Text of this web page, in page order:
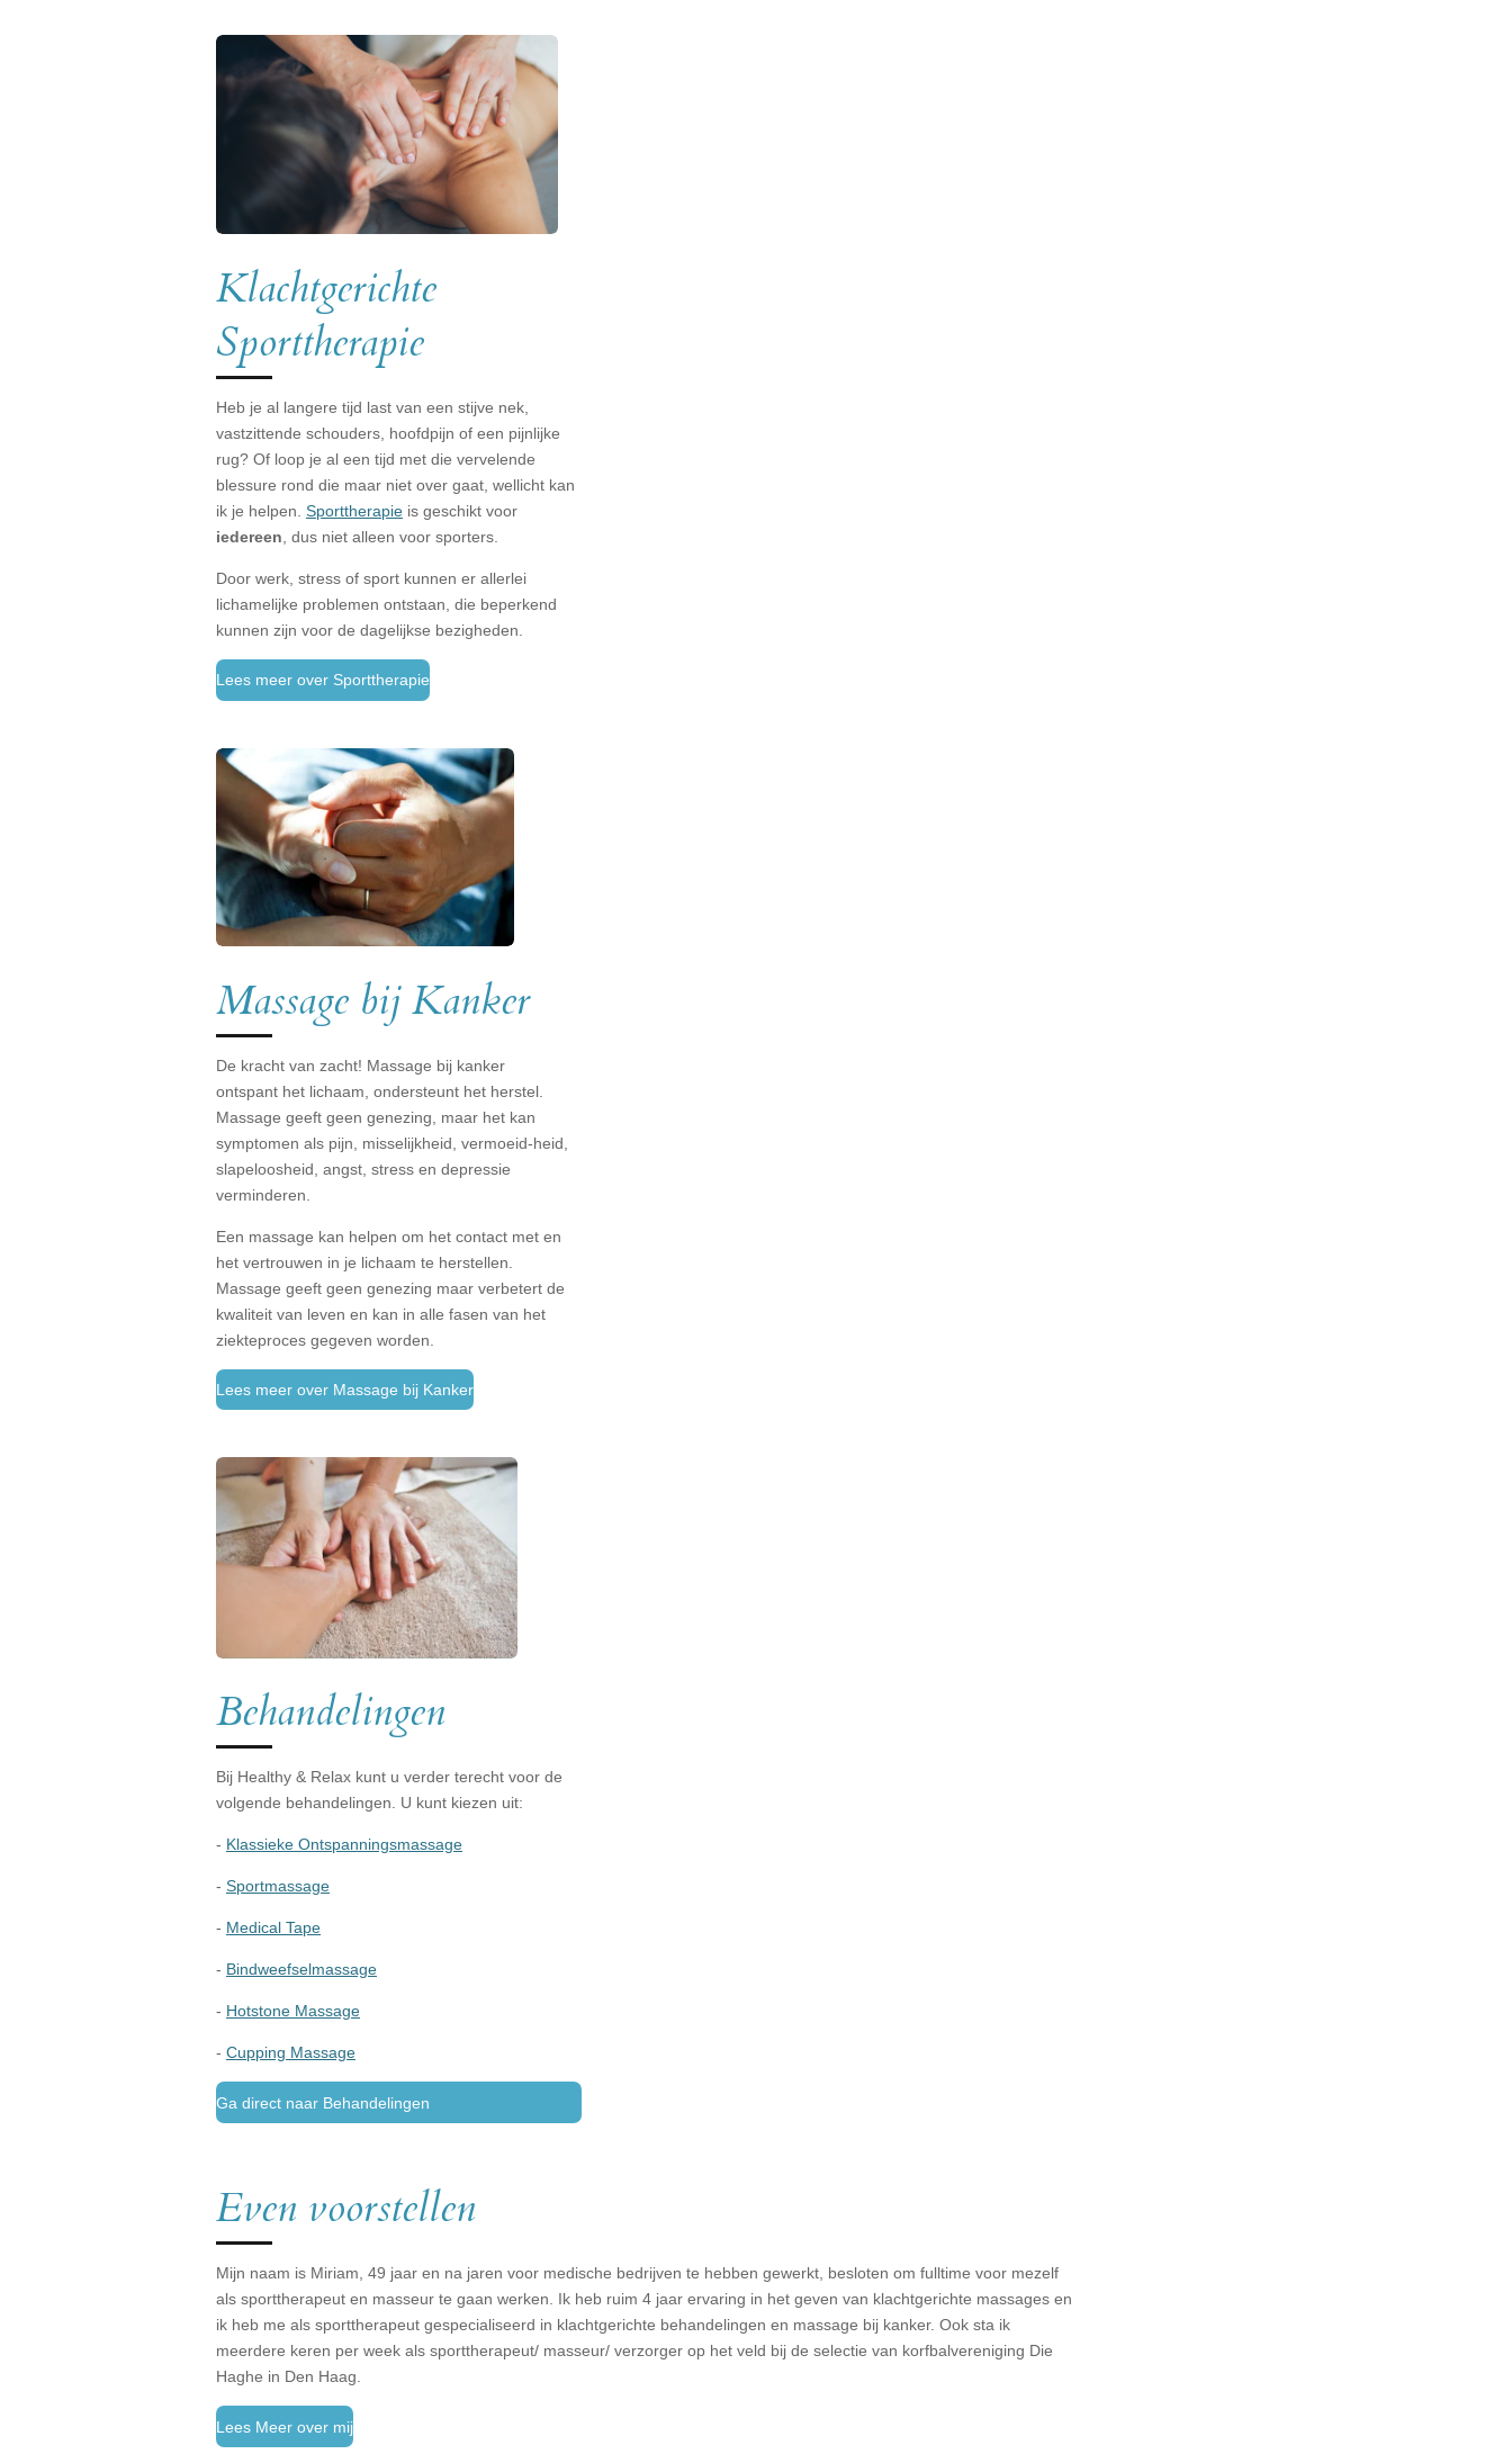
Klachtgerichte
Sporttherapie
Heb je al langere tijd last van een stijve nek,
vastzittende schouders, hoofdpijn of een pijnlijke
rug? Of loop je al een tijd met die vervelende
blessure rond die maar niet over gaat, wellicht kan
ik je helpen. Sporttherapie is geschikt voor
iedereen , dus niet alleen voor sporters.
Door werk, stress of sport kunnen er allerlei
lichamelijke problemen ontstaan, die beperkend
kunnen zijn voor de dagelijkse bezigheden.
Lees meer over Sporttherapie
Massage bij Kanker
De kracht van zacht! Massage bij kanker
ontspant het lichaam, ondersteunt het herstel.
Massage geeft geen genezing, maar het kan
symptomen als pijn, misselijkheid, vermoeid-heid,
slapeloosheid, angst, stress en depressie
verminderen.
Een massage kan helpen om het contact met en
het vertrouwen in je lichaam te herstellen.
Massage geeft geen genezing maar verbetert de
kwaliteit van leven en kan in alle fasen van het
ziekteproces gegeven worden.
Lees meer over Massage bij Kanker
Behandelingen
Bij Healthy & Relax kunt u verder terecht voor de
volgende behandelingen. U kunt kiezen uit:
- Klassieke Ontspanningsmassage
- Sportmassage
- Medical Tape
- Bindweefselmassage
- Hotstone Massage
- Cupping Massage
Ga direct naar Behandelingen
Even voorstellen
Mijn naam is Miriam, 49 jaar en na jaren voor medische bedrijven te hebben gewerkt, besloten om fulltime voor mezelf
als sporttherapeut en masseur te gaan werken. Ik heb ruim 4 jaar ervaring in het geven van klachtgerichte massages en
ik heb me als sporttherapeut gespecialiseerd in klachtgerichte behandelingen en massage bij kanker. Ook sta ik
meerdere keren per week als sporttherapeut/ masseur/ verzorger op het veld bij de selectie van korfbalvereniging Die
Haghe in Den Haag.
Lees Meer over mij